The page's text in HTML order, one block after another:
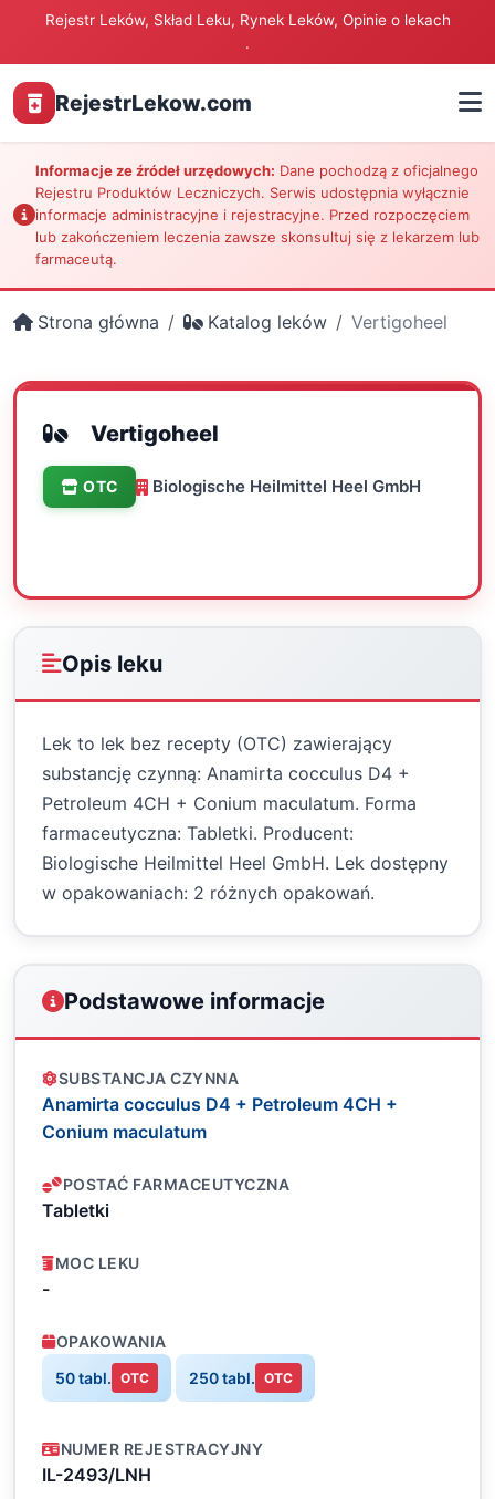
Rejestr Leków, Skład Leku, Rynek Leków, Opinie o lekach
.
RejestrLekow.com
Informacje ze źródeł urzędowych: Dane pochodzą z oficjalnego
Rejestru Produktów Leczniczych. Serwis udostępnia wyłącznie
informacje administracyjne i rejestracyjne. Przed rozpoczęciem
lub zakończeniem leczenia zawsze skonsultuj się z lekarzem lub
farmaceutą.
Strona główna Katalog leków Vertigoheel
Vertigoheel
OTC Biologische Heilmittel Heel GmbH
Opis leku
Lek to lek bez recepty (OTC) zawierający
substancję czynną: Anamirta cocculus D4 +
Petroleum 4CH + Conium maculatum. Forma
farmaceutyczna: Tabletki. Producent:
Biologische Heilmittel Heel GmbH. Lek dostępny
w opakowaniach: 2 różnych opakowań.
Podstawowe informacje
SUBSTANCJA CZYNNA
Anamirta cocculus D4 + Petroleum 4CH +
Conium maculatum
POSTAĆ FARMACEUTYCZNA
Tabletki
MOC LEKU
-
OPAKOWANIA
50 tabl. OTC 250 tabl. OTC
NUMER REJESTRACYJNY
IL-2493/LNH